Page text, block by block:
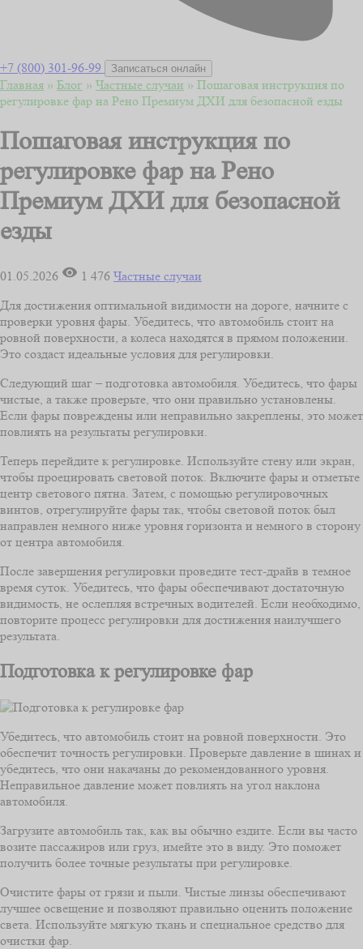
+7 (800) 301-96-99 Записаться онлайн
Главная » Блог » Частные случаи » Пошаговая инструкция по
регулировке фар на Рено Премиум ДХИ для безопасной езды
Пошаговая инструкция по
регулировке фар на Рено
Премиум ДХИ для безопасной
езды
01.05.2026 1 476 Частные случаи
Для достижения оптимальной видимости на дороге, начните с
проверки уровня фары. Убедитесь, что автомобиль стоит на
ровной поверхности, а колеса находятся в прямом положении.
Это создаст идеальные условия для регулировки.
Следующий шаг – подготовка автомобиля. Убедитесь, что фары
чистые, а также проверьте, что они правильно установлены.
Если фары повреждены или неправильно закреплены, это может
повлиять на результаты регулировки.
Теперь перейдите к регулировке. Используйте стену или экран,
чтобы проецировать световой поток. Включите фары и отметьте
центр светового пятна. Затем, с помощью регулировочных
винтов, отрегулируйте фары так, чтобы световой поток был
направлен немного ниже уровня горизонта и немного в сторону
от центра автомобиля.
После завершения регулировки проведите тест-драйв в темное
время суток. Убедитесь, что фары обеспечивают достаточную
видимость, не ослепляя встречных водителей. Если необходимо,
повторите процесс регулировки для достижения наилучшего
результата.
Подготовка к регулировке фар
Убедитесь, что автомобиль стоит на ровной поверхности. Это
обеспечит точность регулировки. Проверьте давление в шинах и
убедитесь, что они накачаны до рекомендованного уровня.
Неправильное давление может повлиять на угол наклона
автомобиля.
Загрузите автомобиль так, как вы обычно ездите. Если вы часто
возите пассажиров или груз, имейте это в виду. Это поможет
получить более точные результаты при регулировке.
Очистите фары от грязи и пыли. Чистые линзы обеспечивают
лучшее освещение и позволяют правильно оценить положение
света. Используйте мягкую ткань и специальное средство для
очистки фар.